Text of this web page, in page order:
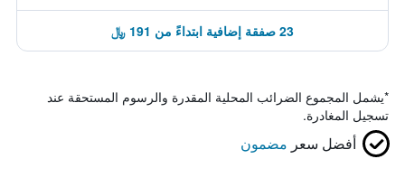
23 صفقة إضافية ابتداءً من 191 ﷼
*يشمل المجموع الضرائب المحلية المقدرة والرسوم المستحقة عند
تسجيل المغادرة.
أفضل سعر مضمون